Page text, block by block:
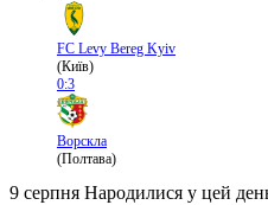
FC Levy Bereg Kyiv
(Київ)
0:3
Ворскла
(Полтава)
9 серпня Народилися у цей